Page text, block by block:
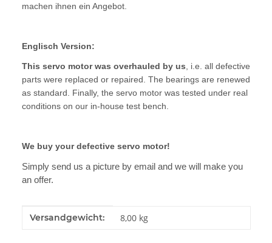
machen ihnen ein Angebot.
Englisch Version:
This servo motor was overhauled by us , i.e. all defective
parts were replaced or repaired. The bearings are renewed
as standard. Finally, the servo motor was tested under real
conditions on our in-house test bench.
We buy your defective servo motor!
Simply send us a picture by email and we will make you
an offer.
Produkteigenschaft
Wert
Versandgewicht: 8,00 kg